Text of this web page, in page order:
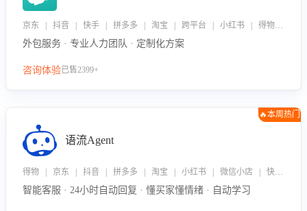
京东 | 抖音 | 快手 | 拼多多 | 淘宝 | 跨平台 | 小红书 | 得物 | 企业微信
外包服务 · 专业人力团队 · 定制化方案
咨询体验已售2399+
🔥本周热门
语流Agent
得物 | 京东 | 抖音 | 拼多多 | 淘宝 | 小红书 | 微信小店 | 快手 | 唯品会
智能客服 · 24小时自动回复 · 懂买家懂情绪 · 自动学习